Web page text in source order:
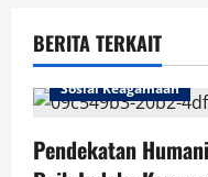
i
g
a
BERITA TERKAIT
Sosial Keagamaan
Pendekatan